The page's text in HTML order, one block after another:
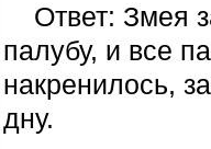
Ответ: Змея
палубу, и все
накренилось,
дну.